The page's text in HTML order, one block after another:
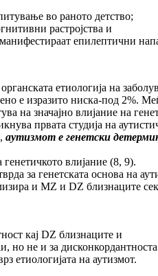
во раното детство;
растројства и
епилептични
етиологија на
е изразито ниска-под 2%.
на значајно влијание на
првата студија на
аутизмот е генетски
влијание (8, 9).
за генетската основа на
и MZ и DZ близнаците
кај DZ близнаците и
но не и за
етиологијата на аутизмот.